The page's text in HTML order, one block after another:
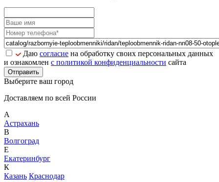
Даю согласие на обработку своих персональных данных
и ознакомлен с политикой конфиденциальности сайта
Отправить
Выберите ваш город
Доставляем по всей России
А
Астрахань
В
Волгоград
Е
Екатеринбург
К
Казань Краснодар